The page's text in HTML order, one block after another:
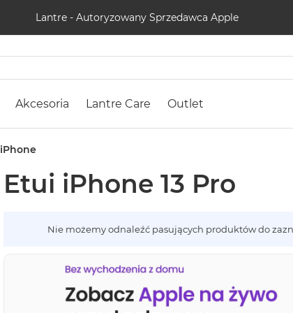
Lantre - Autoryzowany Sprzedawca Apple
Akcesoria Lantre Care Outlet
Etui iPhone 13 Pro
Nie możemy odnaleźć pasujących produktów do